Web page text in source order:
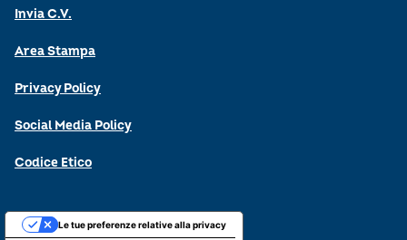
Invia C.V.
Area Stampa
Privacy Policy
Social Media Policy
Codice Etico
Le tue preferenze relative alla privacy